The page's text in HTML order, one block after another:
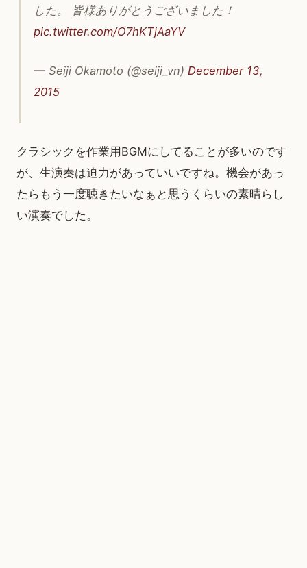
した。 皆様ありがとうございました！
pic.twitter.com/O7hKTjAaYV
— Seiji Okamoto (@seiji_vn) December 13,
2015
クラシックを作業用BGMにしてることが多いのです
が、生演奏は迫力があっていいですね。機会があっ
たらもう一度聴きたいなぁと思うくらいの素晴らし
い演奏でした。